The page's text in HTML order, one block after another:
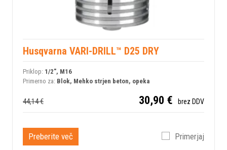
Husqvarna VARI-DRILL™ D25 DRY
Priklop: 1/2", M16
Primerno za: Blok, Mehko strjen beton, opeka
44,14 € 30,90 € brez DDV
Preberite več Primerjaj